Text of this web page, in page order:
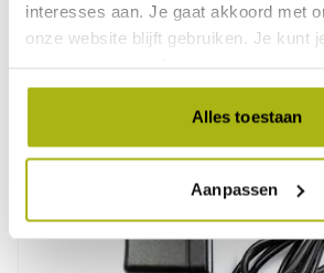
interesses aan. Je gaat akkoord met
onze website blijft gebruiken. Je kunt
Alles toestaan
Aanpassen